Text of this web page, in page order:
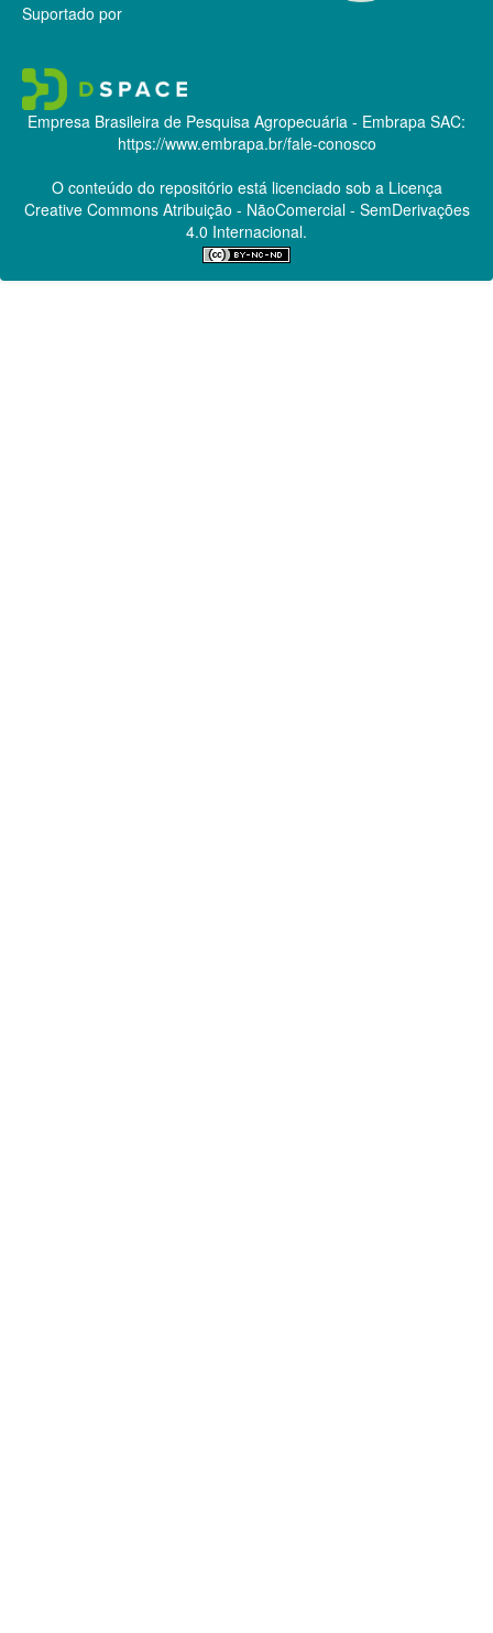
Suportado por
Empresa Brasileira de Pesquisa Agropecuária - Embrapa SAC:
https://www.embrapa.br/fale-conosco
O conteúdo do repositório está licenciado sob a Licença
Creative CommonsAtribuição - NãoComercial - SemDerivações
4.0 Internacional.